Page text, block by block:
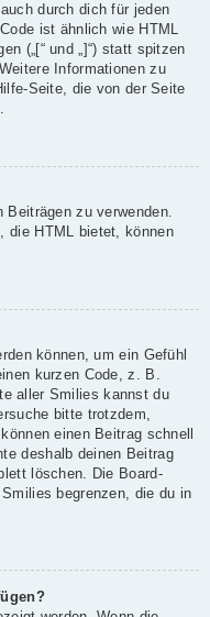
durch dich für jeden
ist ähnlich wie HTML
(„[“ und „]“) statt spitzen
Informationen zu
Seite, die von der Seite
zu verwenden.
die HTML bietet, können
können, um ein Gefühl
kurzen Code, z. B.
aller Smilies kannst du
bitte trotzdem,
einen Beitrag schnell
deshalb deinen Beitrag
löschen. Die Board-
begrenzen, die du in